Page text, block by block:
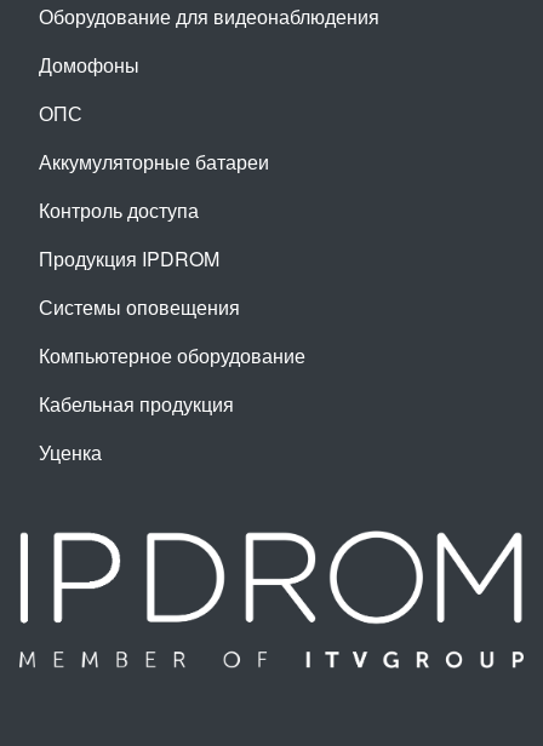
Оборудование для видеонаблюдения
Домофоны
ОПС
Аккумуляторные батареи
Контроль доступа
Продукция IPDROM
Системы оповещения
Компьютерное оборудование
Кабельная продукция
Уценка